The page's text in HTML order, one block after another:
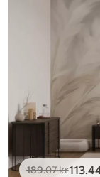
189.07kr113